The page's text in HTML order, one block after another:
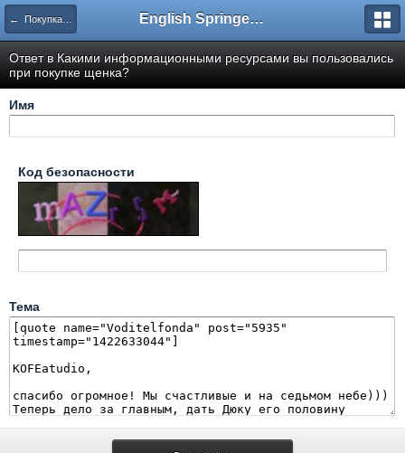
← Покупка щенка - возникающие вопросы English Springer Spaniel Club
Ответ в Какими информационными ресурсами вы пользовались
при покупке щенка?
Имя
Код безопасности
Тема